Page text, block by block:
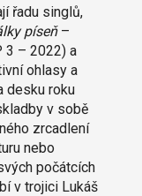
řadu singlů,
píseň–
3 – 2022) a
ohlasy a
desku roku
v sobě
zrcadlení
nebo
počátcích
v trojici Lukáš